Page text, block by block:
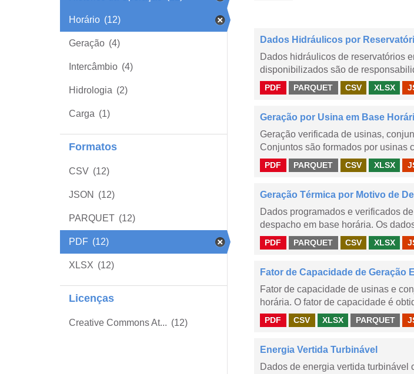
Horário (12)
Geração (4)
Intercâmbio (4)
Hidrologia (2)
Carga (1)
Formatos
CSV (12)
JSON (12)
PARQUET (12)
PDF (12)
XLSX (12)
Licenças
Creative Commons At... (12)
Dados Hidráulicos por
Dados hidráulicos de reservatórios
disponibilizados são de
PDF PARQUET CSV XLSX
Geração por Usina em Base
Geração verificada de usinas,
Conjuntos são formados por usinas
PDF PARQUET CSV XLSX
Geração Térmica por Motivo de
Dados programados e verificados
despacho em base horária. Os
PDF PARQUET CSV XLSX
Fator de Capacidade de Geração
Fator de capacidade de usinas e
horária. O fator de capacidade é
PDF CSV XLSX PARQUET
Energia Vertida Turbinável
Dados de energia vertida